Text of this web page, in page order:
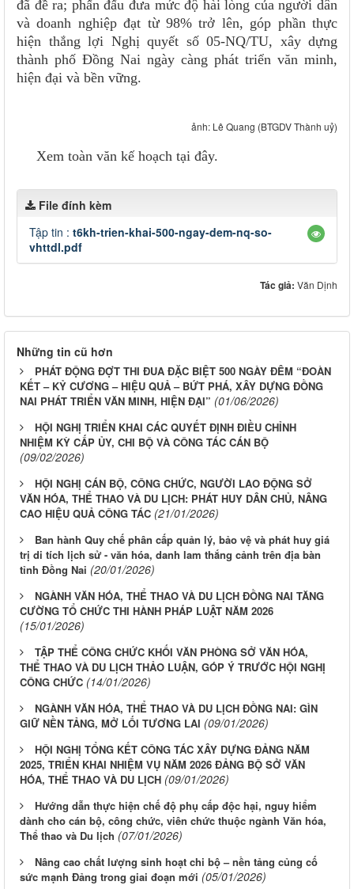
đã đề ra; phấn đấu đưa mức độ hài lòng của người dân
và doanh nghiệp đạt từ 98% trở lên, góp phần thực
hiện thắng lợi Nghị quyết số 05-NQ/TU, xây dựng
thành phố Đồng Nai ngày càng phát triển văn minh,
hiện đại và bền vững.
ảnh: Lê Quang (BTGDV Thành uỷ)
Xem toàn văn kế hoạch tại đây.
File đính kèm
Tập tin : t6kh-trien-khai-500-ngay-dem-nq-so-
vhttdl.pdf
Tác giả: Văn Dịnh
Những tin cũ hơn
PHÁT ĐỘNG ĐỢT THI ĐUA ĐẶC BIỆT 500 NGÀY ĐÊM “ĐOÀN
KẾT – KỶ CƯƠNG – HIỆU QUẢ – BỨT PHÁ, XÂY DỰNG ĐỒNG
NAI PHÁT TRIỂN VĂN MINH, HIỆN ĐẠI” (01/06/2026)
HỘI NGHỊ TRIỂN KHAI CÁC QUYẾT ĐỊNH ĐIỀU CHỈNH
NHIỆM KỲ CẤP ỦY, CHI BỘ VÀ CÔNG TÁC CÁN BỘ
(09/02/2026)
HỘI NGHỊ CÁN BỘ, CÔNG CHỨC, NGƯỜI LAO ĐỘNG SỞ
VĂN HÓA, THỂ THAO VÀ DU LỊCH: PHÁT HUY DÂN CHỦ, NÂNG
CAO HIỆU QUẢ CÔNG TÁC (21/01/2026)
Ban hành Quy chế phân cấp quản lý, bảo vệ và phát huy giá
trị di tích lịch sử - văn hóa, danh lam thắng cảnh trên địa bàn
tỉnh Đồng Nai (20/01/2026)
NGÀNH VĂN HÓA, THỂ THAO VÀ DU LỊCH ĐỒNG NAI TĂNG
CƯỜNG TỔ CHỨC THI HÀNH PHÁP LUẬT NĂM 2026
(15/01/2026)
TẬP THỂ CÔNG CHỨC KHỐI VĂN PHÒNG SỞ VĂN HÓA,
THỂ THAO VÀ DU LỊCH THẢO LUẬN, GÓP Ý TRƯỚC HỘI NGHỊ
CÔNG CHỨC (14/01/2026)
NGÀNH VĂN HÓA, THỂ THAO VÀ DU LỊCH ĐỒNG NAI: GÌN
GIỮ NỀN TẢNG, MỞ LỐI TƯƠNG LAI (09/01/2026)
HỘI NGHỊ TỔNG KẾT CÔNG TÁC XÂY DỰNG ĐẢNG NĂM
2025, TRIỂN KHAI NHIỆM VỤ NĂM 2026 ĐẢNG BỘ SỞ VĂN
HÓA, THỂ THAO VÀ DU LỊCH (09/01/2026)
Hướng dẫn thực hiện chế độ phụ cấp độc hại, nguy hiểm
dành cho cán bộ, công chức, viên chức thuộc ngành Văn hóa,
Thể thao và Du lịch (07/01/2026)
Nâng cao chất lượng sinh hoạt chi bộ – nền tảng củng cố
sức mạnh Đảng trong giai đoạn mới (05/01/2026)